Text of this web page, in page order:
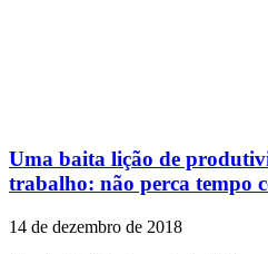
Uma baita lição de
trabalho: não perca tempo
14 de dezembro de 2018